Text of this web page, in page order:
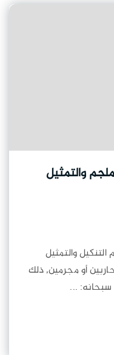
والتمثيل
والتمثيل
أو مجرمين, ذلك
سبحانه: ...